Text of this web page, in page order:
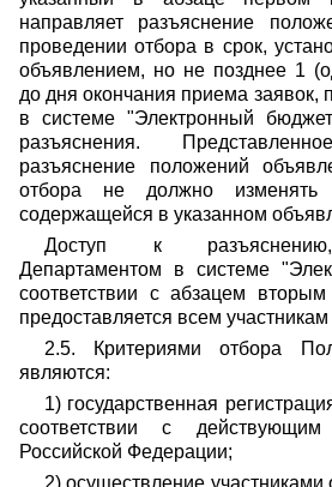
направляет разъяснение
проведении отбора в срок,
объявлением, но не позднее 1
до дня окончания приема
в системе "Электронный
разъяснения.
разъяснение положений
отбора не должно изменять
содержащейся в указанном
Доступ к
Департаментом в системе
соответствии с абзацем вторым
предоставляется всем
2.5. Критериями отбора
являются:
1) государственная
соответствии с действующим
Российской Федерации;
2) осуществление участниками